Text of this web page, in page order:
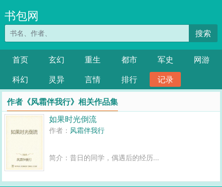
书包网
搜索
首页 玄幻 重生 都市 军史
网游
科幻
灵异 言情 排行 记录
作者《风霜伴我行》相关作品集
如果时光倒流
作者： 风霜伴我行
简介：昔日的同学，偶遇后的经历...